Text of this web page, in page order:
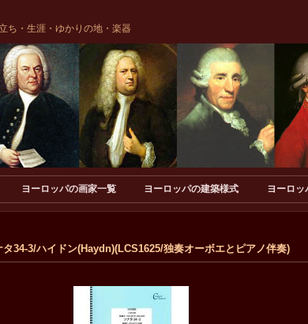
ち・生涯・ゆかりの地・楽器
ヨーロッパの画家一覧 ヨーロッパの建築様式 ヨーロッ
34-3/ハイドン(Haydn)(LCS1625/独奏オーボエとピアノ伴奏)